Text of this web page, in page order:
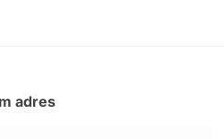
adres